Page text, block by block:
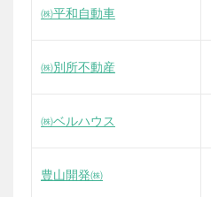
㈱平和自動車
㈱別所不動産
㈱ベルハウス
豊山開発㈱